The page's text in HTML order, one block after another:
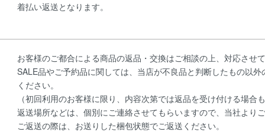
着払い返送となります。
お客様のご都合による商品の返品・交換はご相談の上、対応させ
SALE品やご予約品に関しては、当店が不良品と判断したもの以
ください。
（初回利用のお客様に限り、内容次第では返品を受け付ける場合
返送場所などは、個別にご連絡させてもらいますので、当社より
ご返送の際は、お送りした梱包状態でご返送ください。